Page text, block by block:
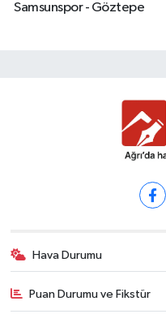
Samsunspor - Göztepe
Hava Durumu
Puan Durumu ve Fikstür